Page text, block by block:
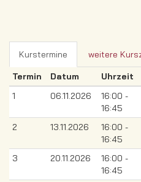
Kurstermine
weitere
Termin
Datum Uhrzeit
1
06.11.2026
16:00 -
16:45
2 13.11.2026
16:00 -
16:45
3 20.11.2026
16:00 -
16:45